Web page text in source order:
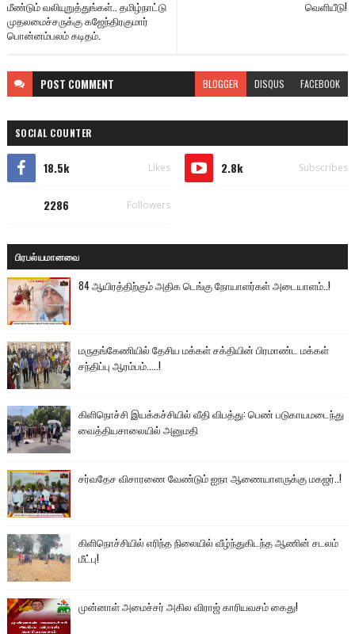
வெளியீடு!
மீண்டும் வலியுறுத்துங்கள்.. தமிழ்நாட்டு
முதலமைச்சருக்கு கஜேந்திரகுமார்
பொன்னம்பலம் கடிதம்.
POST COMMENT BLOGGER DISQUS FACEBOOK
SOCIAL COUNTER
18.5k Likes 2.8k Subscribes
2286 Followers
பிரபல்யமானவை
84 ஆயிரத்திற்கும் அதிக டெங்கு நோயாளர்கள் அடையாளம்..!
மருதங்கேணியில் தேசிய மக்கள் சக்தியின் பிரமாண்ட மக்கள்
சந்திப்பு ஆரம்பம்.....!
கிளிநொச்சி இயக்கச்சியில் வீதி விபத்து: பெண் படுகாயமடைந்து
வைத்தியசாலையில் அனுமதி
சர்வதேச விசாரணை வேண்டும் ஐநா ஆணையாளருக்கு மகஜர்..!
கிளிநொச்சியில் எரிந்த நிலையில் வீழ்ந்துகிடந்த ஆணின் சடலம்
மீட்பு!
முன்னாள் அமைச்சர் அகில விராஜ் காரியவசம் கைது!